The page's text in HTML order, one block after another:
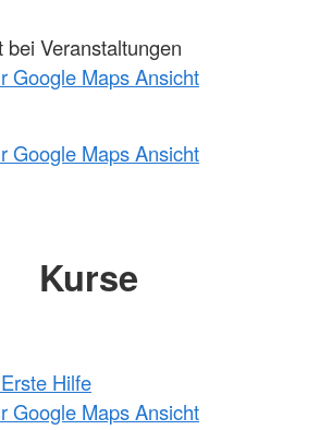
bei Veranstaltungen
Google Maps Ansicht
Google Maps Ansicht
Kurse
Hilfe
Google Maps Ansicht